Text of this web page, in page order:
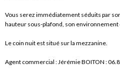
Vous serez immédiatement séduits par
hauteur sous-plafond, son environnement
Le coin nuit est situé sur la mezzanine.
Agent commercial : Jérémie BOITON :